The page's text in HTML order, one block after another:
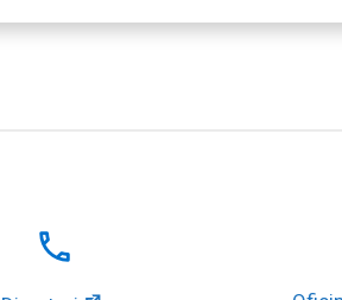
local_phone